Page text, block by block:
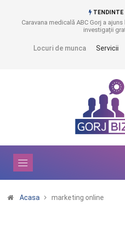
TENDINTE
Caravana medicală ABC Gorj a
investigații
Locuri de munca Servicii
Acasa marketing online